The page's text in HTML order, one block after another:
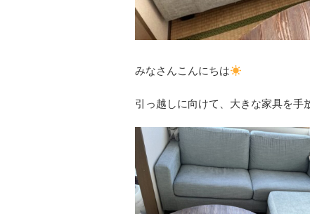
みなさんこんにちは
引っ越しに向けて、大きな家具を手